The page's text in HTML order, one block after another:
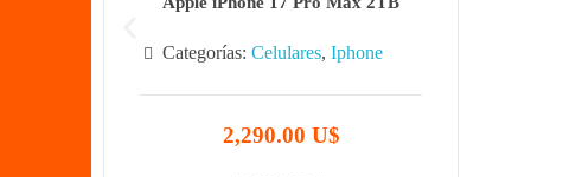
Categorías:Celulares,Iphone
2,290.00 U$